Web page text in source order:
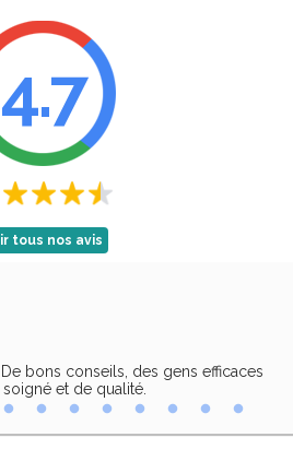
4.7
tous nos avis
bons conseils, des gens efficaces
et de qualité.